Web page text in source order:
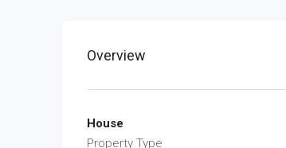
Overview
House
Property Type